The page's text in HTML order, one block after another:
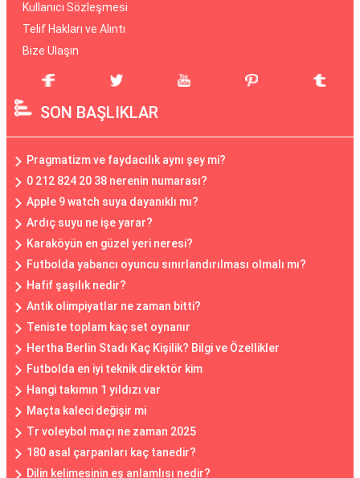
Kullanıcı Sözleşmesi
Telif Hakları ve Alıntı
Bize Ulaşın
SON BAŞLIKLAR
Pragmatizm ve faydacılık aynı şey mi?
0 212 824 20 38 nerenin numarası?
Apple 9 watch suya dayanıklı mı?
Ardıç suyu ne işe yarar?
Karaköyün en güzel yeri neresi?
Futbolda yabancı oyuncu sınırlandırılması olmalı mı?
Hafif şaşılık nedir?
Antik olimpiyatlar ne zaman bitti?
Teniste toplam kaç set oynanır
Hertha Berlin Stadı Kaç Kişilik? Bilgi ve Özellikler
Futbolda en iyi teknik direktör kim
Hangi takımın 1 yıldızı var
Maçta kaleci değişir mi
Tr voleybol maçı ne zaman 2025
180 asal çarpanları kaç tanedir?
Dilin kelimesinin eş anlamlısı nedir?